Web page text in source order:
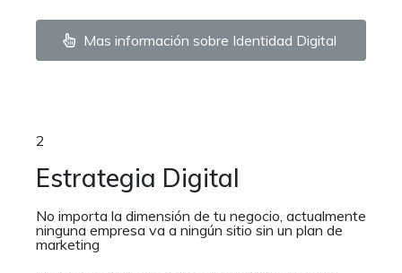
Mas información sobre Identidad Digital
2
Estrategia Digital
No importa la dimensión de tu negocio, actualmente
ninguna empresa va a ningún sitio sin un plan de
marketing